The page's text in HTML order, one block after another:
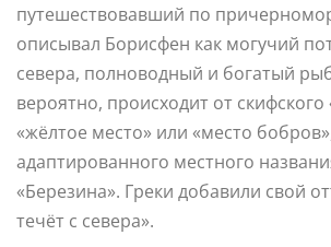
путешествовавший по
описывал Борисфен как могучий
севера, полноводный и богатый
вероятно, происходит от
«жёлтое место» или «место
адаптированного местного
«Березина». Греки добавили свой
течёт с севера».